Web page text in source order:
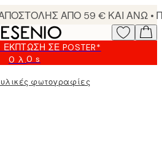
ΈΚΠΤΩΣΗ ΣΕ POSTER*
0 λ.0 s
Ισχύει
2026-
φωτογραφίες